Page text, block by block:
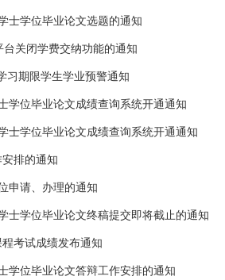
士学位毕业论文选题的通知
关闭学费交纳功能的通知
习期限学生学业预警通知
学位毕业论文成绩查询系统开通通知
士学位毕业论文成绩查询系统开通通知
排的通知
申请、办理的通知
士学位毕业论文终稿提交即将截止的通知
考试成绩发布通知
学位毕业论文答辩工作安排的通知